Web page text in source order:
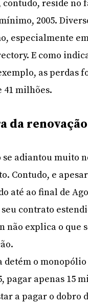
contudo, reside no
2005.
especialmente
E como
as perdas
41 milhões.
da
se adiantou muito
Contudo, e
até ao final de
contrato
não explica o que
detém o
pagar apenas 15
a pagar o dobro